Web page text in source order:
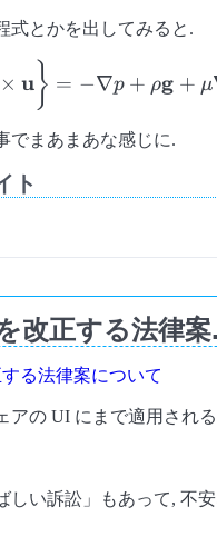
式とかを出してみると.
× u } = −∇p + ρg + μ
でまあまあな感じに.
ト
改正する法律案.
る法律案について
の UI にまで適用され
しい訴訟」もあって, 不